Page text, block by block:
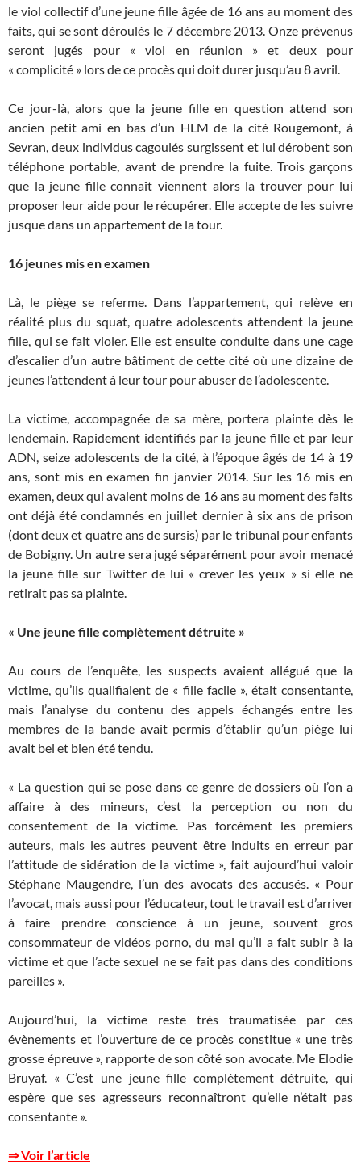
le viol collectif d’une jeune fille âgée de 16 ans au moment des
faits, qui se sont déroulés le 7 décembre 2013. Onze prévenus
seront jugés pour « viol en réunion » et deux pour
« complicité » lors de ce procès qui doit durer jusqu’au 8 avril.
Ce jour-là, alors que la jeune fille en question attend son
ancien petit ami en bas d’un HLM de la cité Rougemont, à
Sevran, deux individus cagoulés surgissent et lui dérobent son
téléphone portable, avant de prendre la fuite. Trois garçons
que la jeune fille connaît viennent alors la trouver pour lui
proposer leur aide pour le récupérer. Elle accepte de les suivre
jusque dans un appartement de la tour.
16 jeunes mis en examen
Là, le piège se referme. Dans l’appartement, qui relève en
réalité plus du squat, quatre adolescents attendent la jeune
fille, qui se fait violer. Elle est ensuite conduite dans une cage
d’escalier d’un autre bâtiment de cette cité où une dizaine de
jeunes l’attendent à leur tour pour abuser de l’adolescente.
La victime, accompagnée de sa mère, portera plainte dès le
lendemain. Rapidement identifiés par la jeune fille et par leur
ADN, seize adolescents de la cité, à l’époque âgés de 14 à 19
ans, sont mis en examen fin janvier 2014. Sur les 16 mis en
examen, deux qui avaient moins de 16 ans au moment des faits
ont déjà été condamnés en juillet dernier à six ans de prison
(dont deux et quatre ans de sursis) par le tribunal pour enfants
de Bobigny. Un autre sera jugé séparément pour avoir menacé
la jeune fille sur Twitter de lui « crever les yeux » si elle ne
retirait pas sa plainte.
« Une jeune fille complètement détruite »
Au cours de l’enquête, les suspects avaient allégué que la
victime, qu’ils qualifiaient de « fille facile », était consentante,
mais l’analyse du contenu des appels échangés entre les
membres de la bande avait permis d’établir qu’un piège lui
avait bel et bien été tendu.
« La question qui se pose dans ce genre de dossiers où l’on a
affaire à des mineurs, c’est la perception ou non du
consentement de la victime. Pas forcément les premiers
auteurs, mais les autres peuvent être induits en erreur par
l’attitude de sidération de la victime », fait aujourd’hui valoir
Stéphane Maugendre, l’un des avocats des accusés. « Pour
l’avocat, mais aussi pour l’éducateur, tout le travail est d’arriver
à faire prendre conscience à un jeune, souvent gros
consommateur de vidéos porno, du mal qu’il a fait subir à la
victime et que l’acte sexuel ne se fait pas dans des conditions
pareilles ».
Aujourd’hui, la victime reste très traumatisée par ces
évènements et l’ouverture de ce procès constitue « une très
grosse épreuve », rapporte de son côté son avocate. Me Elodie
Bruyaf. « C’est une jeune fille complètement détruite, qui
espère que ses agresseurs reconnaîtront qu’elle n’était pas
consentante ».
⇒ Voir l’article